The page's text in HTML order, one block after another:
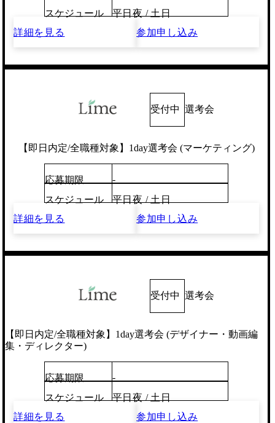
スケジュール
平日夜 / 土日
詳細を見る
参加申し込み
受付中 選考会
【即日内定/全職種対象】1day選考会 (マーケティング)
応募期限
-
スケジュール
平日夜 / 土日
詳細を見る
参加申し込み
受付中 選考会
【即日内定/全職種対象】1day選考会 (デザイナー・動画編
集・ディレクター)
応募期限
-
スケジュール
平日夜 / 土日
詳細を見る
参加申し込み